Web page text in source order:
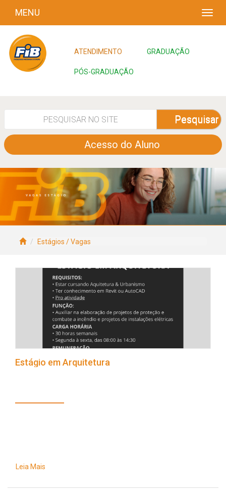
MENU
ATENDIMENTO GRADUAÇÃO
PÓS-GRADUAÇÃO
Pesquisar
Acesso do Aluno
Estágios / Vagas
Estágio em Arquitetura
Leia Mais